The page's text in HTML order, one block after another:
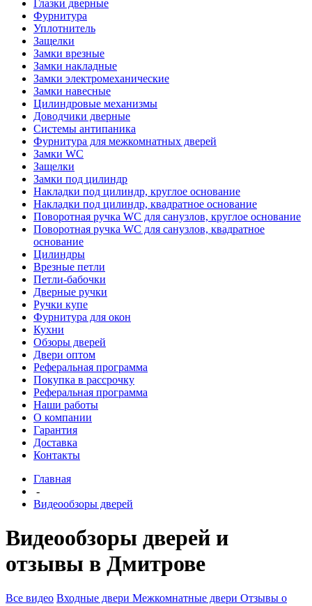
Глазки дверные
Фурнитура
Уплотнитель
Защелки
Замки врезные
Замки накладные
Замки электромеханические
Замки навесные
Цилиндровые механизмы
Доводчики дверные
Системы антипаника
Фурнитура для межкомнатных дверей
Замки WC
Защелки
Замки под цилиндр
Накладки под цилиндр, круглое основание
Накладки под цилиндр, квадратное основание
Поворотная ручка WC для санузлов, круглое основание
Поворотная ручка WC для санузлов, квадратное
основание
Цилиндры
Врезные петли
Петли-бабочки
Дверные ручки
Ручки купе
Фурнитура для окон
Кухни
Обзоры дверей
Двери оптом
Реферальная программа
Покупка в рассрочку
Реферальная программа
Наши работы
О компании
Гарантия
Доставка
Контакты
Главная
-
Видеообзоры дверей
Видеообзоры дверей и
отзывы в Дмитрове
Все видео Входные двери Межкомнатные двери Отзывы о